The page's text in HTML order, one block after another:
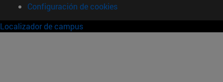
Configuración de cookies
Localizador de campus